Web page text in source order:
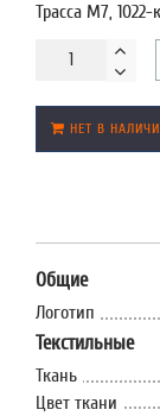
Трасса М7, 1022-
НЕТ В
Общие
Логотип
Текстильные
Ткань
Цвет ткани